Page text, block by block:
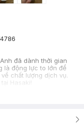
đã dành thời gian
là động lực to lớn để
chất lượng dịch vụ.
Hasaki!